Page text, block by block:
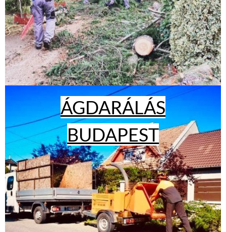
ÁGDARÁLÁS
BUDAPEST